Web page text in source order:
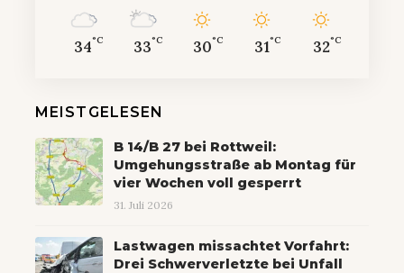
34°C 33°C 30°C 31°C 32°C
MEISTGELESEN
B 14/B 27 bei Rottweil:
Umgehungsstraße ab Montag für
vier Wochen voll gesperrt
31. Juli 2026
Lastwagen missachtet Vorfahrt:
Drei Schwerverletzte bei Unfall